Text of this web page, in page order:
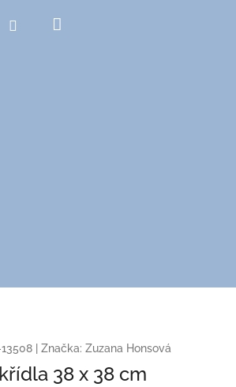
Přihlášení
Značka: Zuzana Honsová
38 x 38 cm